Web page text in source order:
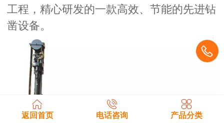
工程，精心研发的一款高效、节能的先进钻
凿设备。
返回首页 电话咨询 产品分类